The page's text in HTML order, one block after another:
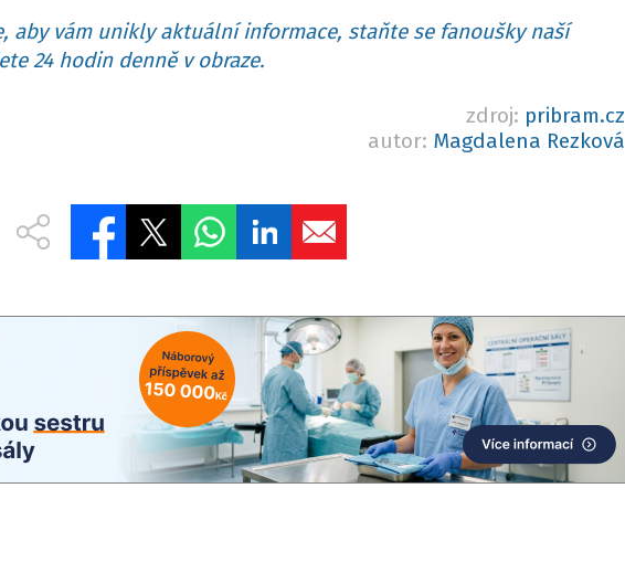
aby vám unikly aktuální informace, staňte se fanoušky naší
24 hodin denně v obraze.
zdroj: pribram.cz
autor: Magdalena Rezková